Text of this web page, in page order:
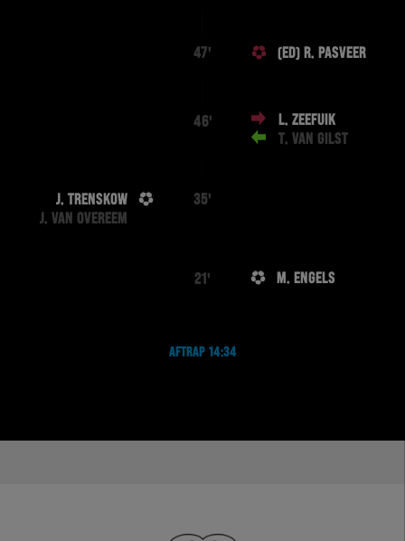
47' (ED) R. PASVEER
46'
L. ZEEFUIK
T. VAN GILST
J. TRENSKOW
J. VAN OVEREEM
35'
21' M. ENGELS
AFTRAP 14:34